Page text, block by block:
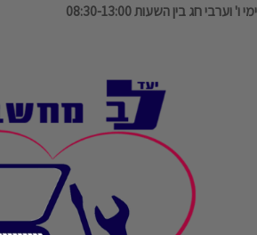
ימי ו' וערבי חג בין השעות 08:30-13:00